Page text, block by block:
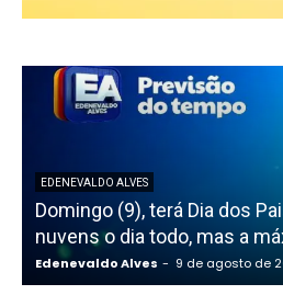
EDENEVALDO ALVES
Domingo (9), terá Dia dos
nuvens o dia todo, mas a
Edenevaldo Alves - 9 de agosto de